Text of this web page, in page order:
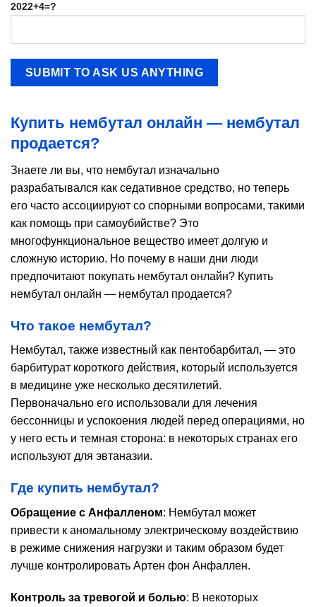
2022+4=?
Купить нембутал онлайн — нембутал
продается?
Знаете ли вы, что нембутал изначально
разрабатывался как седативное средство, но теперь
его часто ассоциируют со спорными вопросами, такими
как помощь при самоубийстве? Это
многофункциональное вещество имеет долгую и
сложную историю. Но почему в наши дни люди
предпочитают покупать нембутал онлайн? Купить
нембутал онлайн — нембутал продается?
Что такое нембутал?
Нембутал, также известный как пентобарбитал, — это
барбитурат короткого действия, который используется
в медицине уже несколько десятилетий.
Первоначально его использовали для лечения
бессонницы и успокоения людей перед операциями, но
у него есть и темная сторона: в некоторых странах его
используют для эвтаназии.
Где купить нембутал?
Обращение с Анфалленом: Нембутал может
привести к аномальному электрическому воздействию
в режиме снижения нагрузки и таким образом будет
лучше контролировать Артен фон Анфаллен.
Контроль за тревогой и болью: В некоторых